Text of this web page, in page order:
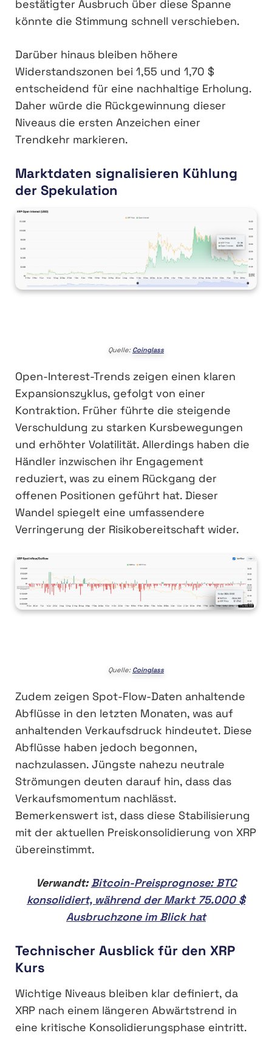
bestätigter Ausbruch über diese Spanne
könnte die Stimmung schnell verschieben.
Darüber hinaus bleiben höhere
Widerstandszonen bei 1,55 und 1,70 $
entscheidend für eine nachhaltige Erholung.
Daher würde die Rückgewinnung dieser
Niveaus die ersten Anzeichen einer
Trendkehr markieren.
Marktdaten signalisieren Kühlung
der Spekulation
Quelle: Coinglass
Open-Interest-Trends zeigen einen klaren
Expansionszyklus, gefolgt von einer
Kontraktion. Früher führte die steigende
Verschuldung zu starken Kursbewegungen
und erhöhter Volatilität. Allerdings haben die
Händler inzwischen ihr Engagement
reduziert, was zu einem Rückgang der
offenen Positionen geführt hat. Dieser
Wandel spiegelt eine umfassendere
Verringerung der Risikobereitschaft wider.
Quelle: Coinglass
Zudem zeigen Spot-Flow-Daten anhaltende
Abflüsse in den letzten Monaten, was auf
anhaltenden Verkaufsdruck hindeutet. Diese
Abflüsse haben jedoch begonnen,
nachzulassen. Jüngste nahezu neutrale
Strömungen deuten darauf hin, dass das
Verkaufsmomentum nachlässt.
Bemerkenswert ist, dass diese Stabilisierung
mit der aktuellen Preiskonsolidierung von XRP
übereinstimmt.
Verwandt:Bitcoin-Preisprognose: BTC
konsolidiert, während der Markt 75.000 $
Ausbruchzone im Blick hat
Technischer Ausblick für den XRP
Kurs
Wichtige Niveaus bleiben klar definiert, da
XRP nach einem längeren Abwärtstrend in
eine kritische Konsolidierungsphase eintritt.